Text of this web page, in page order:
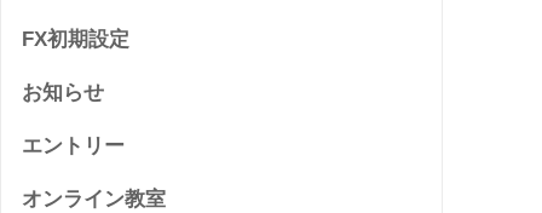
FX初期設定
お知らせ
エントリー
オンライン教室